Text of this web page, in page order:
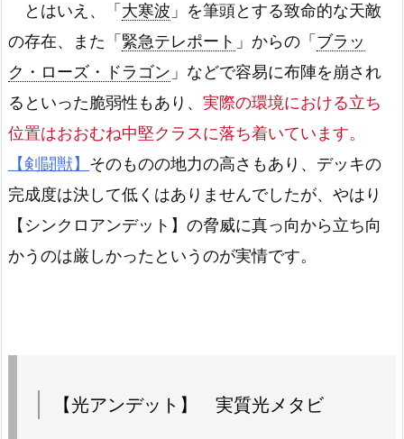
とはいえ、「 大寒波 」を筆頭とする致命的な天敵
の存在、また「 緊急テレポート 」からの「 ブラッ
ク・ローズ・ドラゴン 」などで容易に布陣を崩され
るといった脆弱性もあり、 実際の環境における立ち
位置はおおむね中堅クラスに落ち着いています。
【剣闘獣】 そのものの地力の高さもあり、デッキの
完成度は決して低くはありませんでしたが、やはり
【シンクロアンデット】の脅威に真っ向から立ち向
かうのは厳しかったというのが実情です。
【光アンデット】 実質光メタビ